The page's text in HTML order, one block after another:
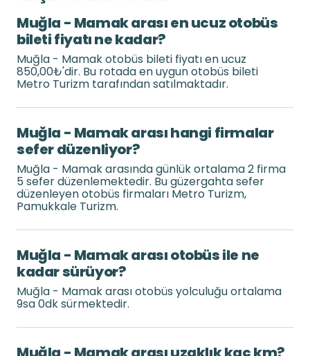
Muğla - Mamak arası en ucuz otobüs
bileti fiyatı ne kadar?
Muğla - Mamak otobüs bileti fiyatı en ucuz
850,00₺'dir. Bu rotada en uygun otobüs bileti
Metro Turizm tarafından satılmaktadır.
Muğla - Mamak arası hangi firmalar
sefer düzenliyor?
Muğla - Mamak arasında günlük ortalama 2 firma
5 sefer düzenlemektedir. Bu güzergahta sefer
düzenleyen otobüs firmaları Metro Turizm,
Pamukkale Turizm.
Muğla - Mamak arası otobüs ile ne
kadar sürüyor?
Muğla - Mamak arası otobüs yolculuğu ortalama
9sa 0dk sürmektedir.